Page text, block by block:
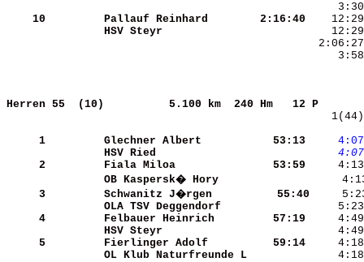
    10
Pallauf Reinhard
2:16:40
HSV Steyr
Herren 55  (10)
5.100 km  240
     1
Glechner Albert
   53:13
    4:07
HSV Ried
    4:07
     2
Fiala Miloa
   53:59
OB Kaspersk� Hory
     3
Schwanitz J�rgen
   55:40
OLA TSV Deggendorf
     4
Felbauer Heinrich
   57:19
HSV Steyr
     5
Fierlinger Adolf
   59:14
OL Klub Naturfreunde L